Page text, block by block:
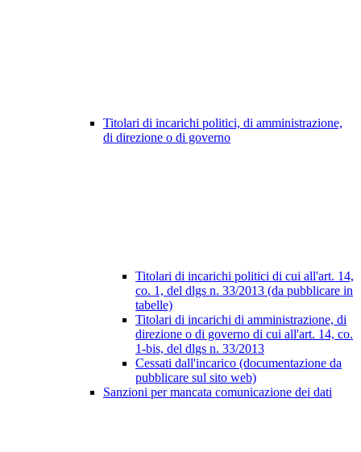
Titolari di incarichi politici, di amministrazione,
di direzione o di governo
Titolari di incarichi politici di cui all'art. 14,
co. 1, del dlgs n. 33/2013 (da pubblicare in
tabelle)
Titolari di incarichi di amministrazione, di
direzione o di governo di cui all'art. 14, co.
1-bis, del dlgs n. 33/2013
Cessati dall'incarico (documentazione da
pubblicare sul sito web)
Sanzioni per mancata comunicazione dei dati